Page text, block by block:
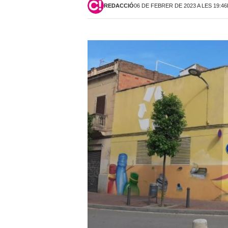
REDACCIÓ06 DE FEBRER DE 2023 A LES